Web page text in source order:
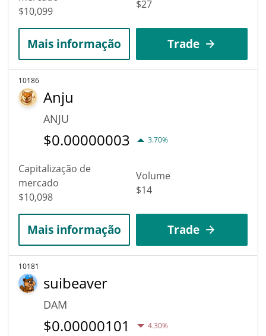
$10,099
$27
Mais informação Trade
10186
Anju
ANJU
$0.00000003 3.70%
Capitalização de
mercado
$10,098
Volume
$14
Mais informação Trade
10181
suibeaver
DAM
$0.00000101 4.30%